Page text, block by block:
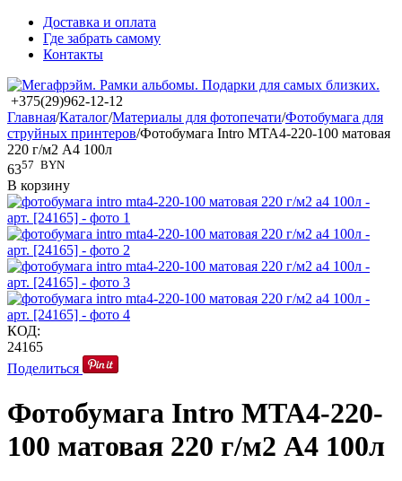
Доставка и оплата
Где забрать самому
Контакты
+375(29)962-12-12
Главная/Каталог/Материалы для фотопечати/Фотобумага для
струйных принтеров/Фотобумага Intro MTA4-220-100 матовая
220 г/м2 А4 100л
6357 BYN
В корзину
КОД:
24165
Поделиться
Фотобумага Intro MTA4-220-
100 матовая 220 г/м2 А4 100л